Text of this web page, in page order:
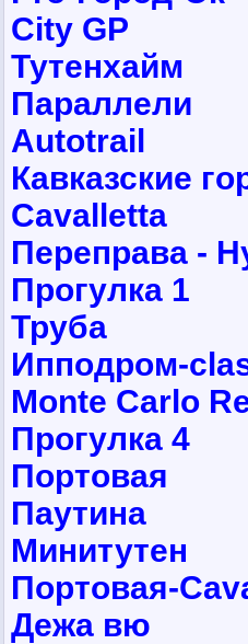
City GP
Тутенхайм
Параллели
Autotrail
Кавказские
Сavalletta
Переправа -
Прогулка 1
Труба
Ипподром-
Monte Carlo
Прогулка 4
Портовая
Паутина
Минитутен
Портовая-
Дежа вю